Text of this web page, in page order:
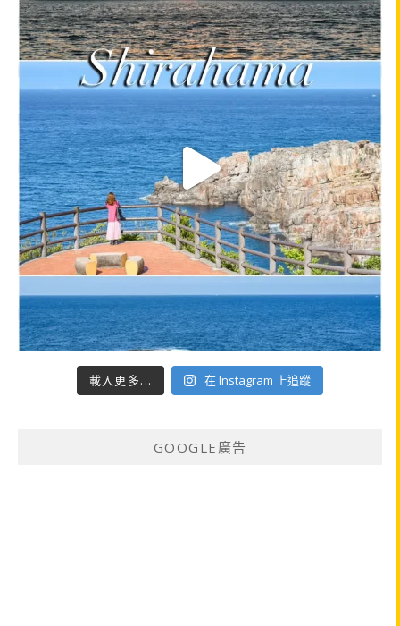
載入更多... 在 Instagram 上追蹤
GOOGLE廣告